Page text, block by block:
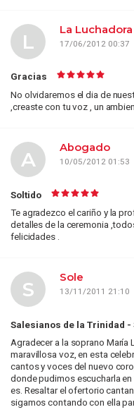
La Luchadora
17/06/2012 00:37
L
Gracias
No olvidaremos el dia de
,creaste con tu voz , un
Abogado
10/05/2012 01:53
A
Soltido
Te agradezco el cariño y la
detalles de la ceremonia
felicidades .
Sole
13/11/2011 21:10
S
Salesianos de la Trinidad -
Agradecer a la soprano María
maravillosa voz, en esta
cantos y voces del nuevo
donde pudimos escucharla
es. Resaltar el ofertorio
sigamos contando con ella